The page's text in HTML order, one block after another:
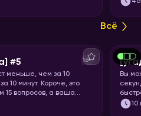
Всё
#5 16+
меньше, чем за 10
10 минут. Короче, это
15 вопросов, а ваша
нет.
Вы
10